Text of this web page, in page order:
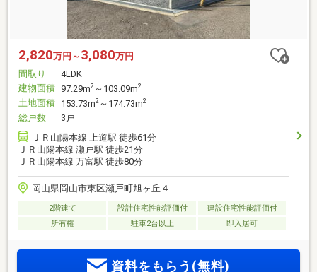
2,820万円～ 3,080万円
間取り
4LDK
建物面積 97.29m2 ～103.09m2
土地面積 153.73m2 ～174.73m2
総戸数
3戸
ＪＲ山陽本線 上道駅 徒歩61分
ＪＲ山陽本線 瀬戸駅 徒歩21分
ＪＲ山陽本線 万富駅 徒歩80分
岡山県岡山市東区瀬戸町旭ヶ丘４
2階建て 設計住宅性能評価付
建設住宅性能評価付
所有権
駐車2台以上 即入居可
資料をもらう(無料)